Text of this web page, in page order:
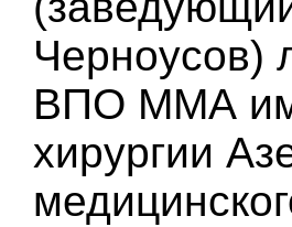
Черноусов)
ВПО ММА
хирургии